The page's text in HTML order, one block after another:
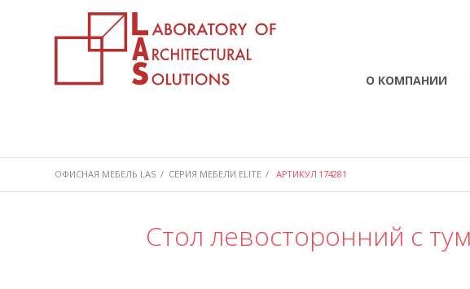
О КОМПАНИИ
ОФИСНАЯ МЕБЕЛЬ LAS / СЕРИЯ МЕБЕЛИ ELITE / АРТИКУЛ 174281
Стол левосторонний с